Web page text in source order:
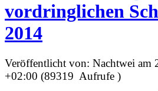
vordringlichen
2014
Veröffentlicht von: Nachtwei am
+02:00 (89319 Aufrufe )